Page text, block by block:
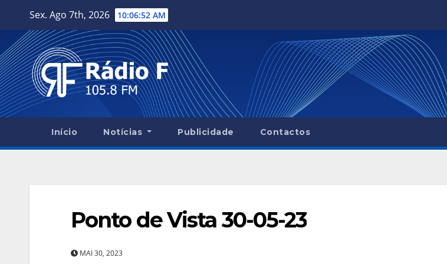
content
Sex. Ago 7th, 2026 10:06:53 AM
Início Notícias Publicidade Contactos
Ponto de Vista 30-05-23
MAI 30, 2023